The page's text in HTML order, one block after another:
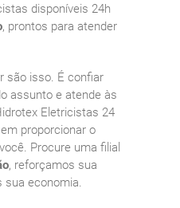
disponíveis 24h
, prontos para atender
são isso. É confiar
assunto e atende às
Eletricistas 24
proporcionar o
Procure uma filial
, reforçamos sua
sua economia.